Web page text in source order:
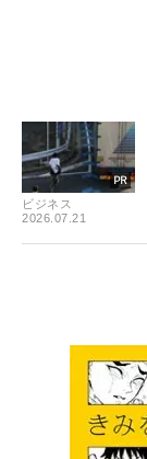
ビジネス
2026.07.21